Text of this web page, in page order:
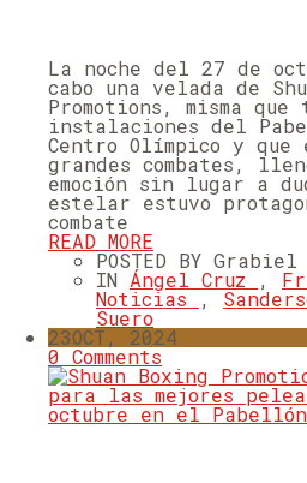
La noche del 27 de
cabo una velada de
Promotions, misma
instalaciones del
Centro Olímpico y
grandes combates,
emoción sin lugar a
estelar estuvo
combate
READ MORE
POSTED BY
IN Ángel Cruz ,
Noticias ,
Suero
23OCT, 2024
0 Comments